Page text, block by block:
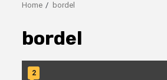
Home bordel
bordel
2